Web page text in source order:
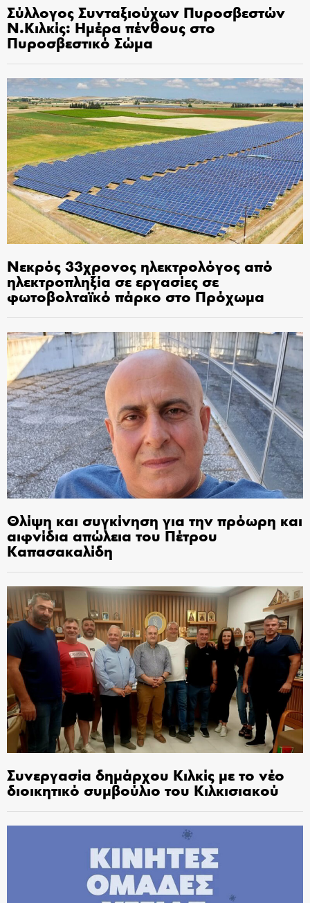
Σύλλογος Συνταξιούχων Πυροσβεστών
Ν.Κιλκίς: Ημέρα πένθους στο
Πυροσβεστικό Σώμα
Νεκρός 33χρονος ηλεκτρολόγος από
ηλεκτροπληξία σε εργασίες σε
φωτοβολταϊκό πάρκο στο Πρόχωμα
Θλίψη και συγκίνηση για την πρόωρη και
αιφνίδια απώλεια του Πέτρου
Καπασακαλίδη
Συνεργασία δημάρχου Κιλκίς με το νέο
διοικητικό συμβούλιο του Κιλκισιακού